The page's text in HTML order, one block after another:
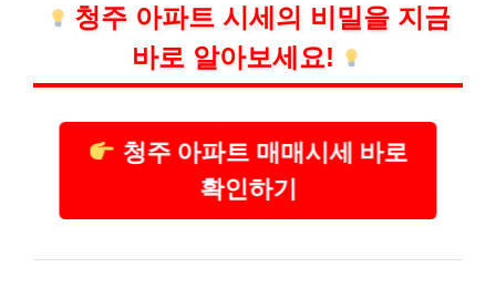
청주 아파트 시세의 비밀을 지금
바로 알아보세요!
청주 아파트 매매시세 바로
확인하기